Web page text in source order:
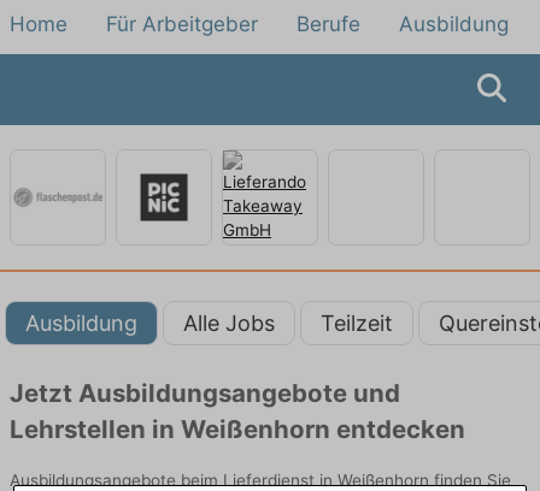
Home Für Arbeitgeber Berufe Ausbildung
Ausbildung Alle Jobs Teilzeit
Jetzt Ausbildungsangebote und
Lehrstellen in Weißenhorn entdecken
Ausbildungsangebote beim Lieferdienst in Weißenhorn finden Sie